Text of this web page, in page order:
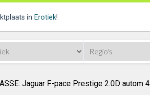
in Erotiek!
Jaguar F-pace Prestige 2.0D autom